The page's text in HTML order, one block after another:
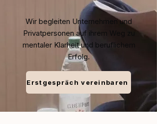
Wir begleiten Unternehmen und
Privatpersonen auf ihrem Weg zu
mentaler Klarheit und beruflichem
Erfolg.
Erstgespräch vereinbaren